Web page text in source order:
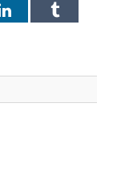
LinkedInTumblr